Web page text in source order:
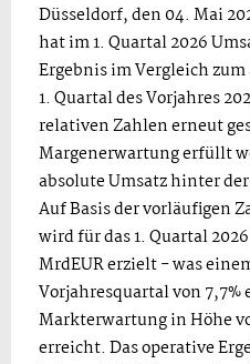
Düsseldorf, den 04. Mai
hat im 1. Quartal 2026
Ergebnis im Vergleich
1. Quartal des Vorjahres
relativen Zahlen erneut
Margenerwartung erfüllt
absolute Umsatz hinter
Auf Basis der vorläufigen
wird für das 1. Quartal
MrdEUR erzielt - was
Vorjahresquartal von
Markterwartung in Höhe
erreicht. Das operative